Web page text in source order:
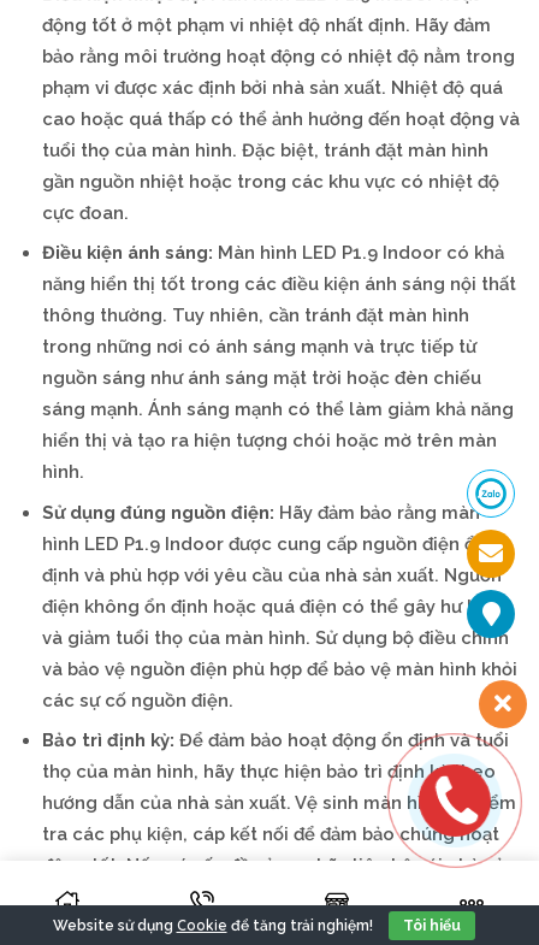
động tốt ở một phạm vi nhiệt độ nhất định. Hãy đảm
bảo rằng môi trường hoạt động có nhiệt độ nằm trong
phạm vi được xác định bởi nhà sản xuất. Nhiệt độ quá
cao hoặc quá thấp có thể ảnh hưởng đến hoạt động và
tuổi thọ của màn hình. Đặc biệt, tránh đặt màn hình
gần nguồn nhiệt hoặc trong các khu vực có nhiệt độ
cực đoan.
Điều kiện ánh sáng: Màn hình LED P1.9 Indoor có khả
năng hiển thị tốt trong các điều kiện ánh sáng nội thất
thông thường. Tuy nhiên, cần tránh đặt màn hình
trong những nơi có ánh sáng mạnh và trực tiếp từ
nguồn sáng như ánh sáng mặt trời hoặc đèn chiếu
sáng mạnh. Ánh sáng mạnh có thể làm giảm khả năng
hiển thị và tạo ra hiện tượng chói hoặc mờ trên màn
hình.
Sử dụng đúng nguồn điện: Hãy đảm bảo rằng màn
hình LED P1.9 Indoor được cung cấp nguồn điện ổn
định và phù hợp với yêu cầu của nhà sản xuất. Nguồn
điện không ổn định hoặc quá điện có thể gây hư hỏng
và giảm tuổi thọ của màn hình. Sử dụng bộ điều chỉnh
và bảo vệ nguồn điện phù hợp để bảo vệ màn hình khỏi
các sự cố nguồn điện.
Bảo trì định kỳ: Để đảm bảo hoạt động ổn định và tuổi
thọ của màn hình, hãy thực hiện bảo trì định kỳ theo
hướng dẫn của nhà sản xuất. Vệ sinh màn hình và kiểm
tra các phụ kiện, cáp kết nối để đảm bảo chúng hoạt
động tốt. Nếu có vấn đề xảy ra, hãy liên hệ với nhà sản
xuất hoặc đơn vị bảo trì chuyên nghiệp để được hỗ trợ.
Tóm lại, khi sử dụng màn hình LED P1.9 Indoor, hãy
Website sử dụng Cookie để tăng trải nghiệm! Tôi hiểu